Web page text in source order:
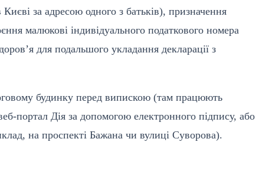
за адресою одного з батьків), призначення
малюкові індивідуального податкового номера
для подальшого укладання декларації з
будинку перед випискою (там працюють
портал Дія за допомогою електронного підпису, або
на проспекті Бажана чи вулиці Суворова).